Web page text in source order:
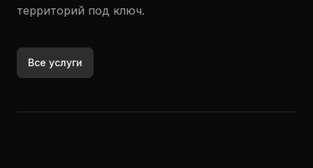
территорий под ключ.
Все услуги